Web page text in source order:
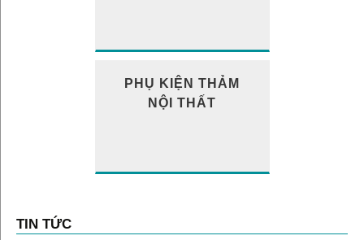
PHỤ KIỆN THẢM
NỘI THẤT
TIN TỨC